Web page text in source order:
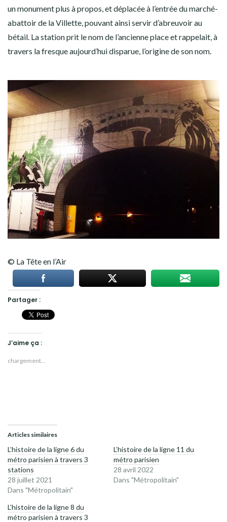
un monument plus à propos, et déplacée à l’entrée du marché-
abattoir de la Villette, pouvant ainsi servir d’abreuvoir au
bétail. La station prit le nom de l’ancienne place et rappelait, à
travers la fresque aujourd’hui disparue, l’origine de son nom.
© La Tête en l’Air
Partager :
J’aime ça :
chargement…
Articles similaires
L’histoire de la ligne 6 du
métro parisien à travers 3
stations
28 juillet 2021
Dans "Métropolitain"
L’histoire de la ligne 11 du
métro parisien
28 avril 2022
Dans "Métropolitain"
L’histoire de la ligne 8 du
métro parisien à travers 3